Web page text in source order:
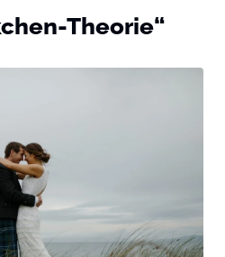
Theorie“